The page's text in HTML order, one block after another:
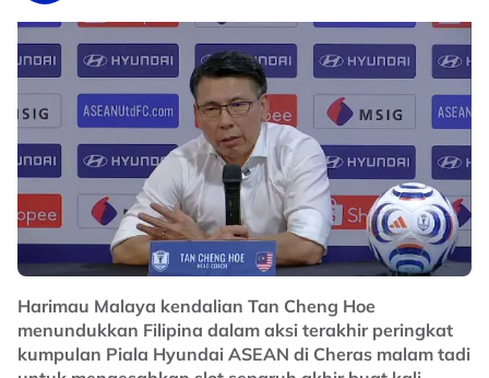
Harimau Malaya kendalian Tan Cheng Hoe
menundukkan Filipina dalam aksi terakhir peringkat
kumpulan Piala Hyundai ASEAN di Cheras malam tadi